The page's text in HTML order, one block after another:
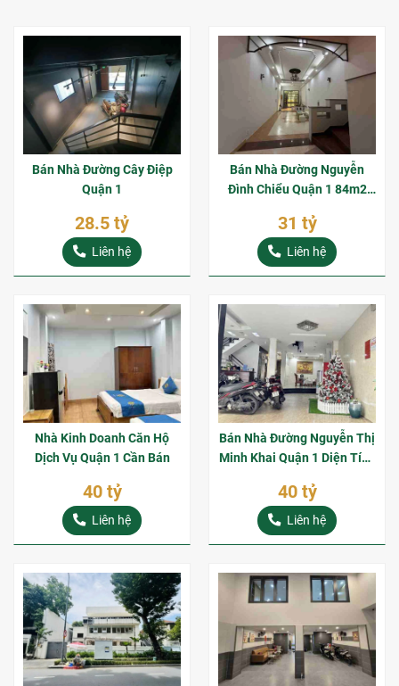
Bán Nhà Đường Cây Điệp
Quận 1
28.5 tỷ
Liên hệ
Bán Nhà Đường Nguyễn
Đình Chiểu Quận 1 84m2
31 tỷ
Liên hệ
Nhà Kinh Doanh Căn Hộ
Dịch Vụ Quận 1 Cần Bán
40 tỷ
Liên hệ
Bán Nhà Đường Nguyễn Thị
Minh Khai Quận 1 Diện Tích
40 tỷ
Liên hệ